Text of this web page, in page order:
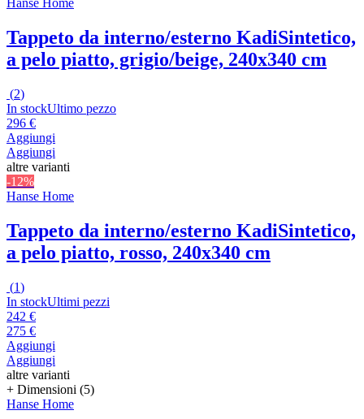
Hanse Home
Tappeto da interno/esterno KadiSintetico,
a pelo piatto, grigio/beige, 240x340 cm
(2)
In stockUltimo pezzo
296 €
Aggiungi
Aggiungi
altre varianti
-12%
Hanse Home
Tappeto da interno/esterno KadiSintetico,
a pelo piatto, rosso, 240x340 cm
(1)
In stockUltimi pezzi
242 €
275 €
Aggiungi
Aggiungi
altre varianti
+ Dimensioni (5)
Hanse Home